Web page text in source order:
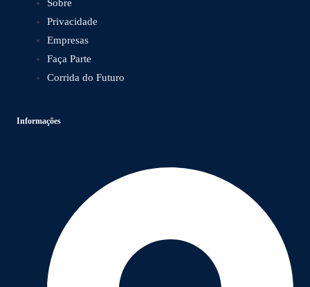
Sobre
Privacidade
Empresas
Faça Parte
Corrida do Futuro
Informações